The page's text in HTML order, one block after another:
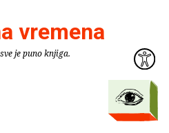
vremena
je puno knjiga.